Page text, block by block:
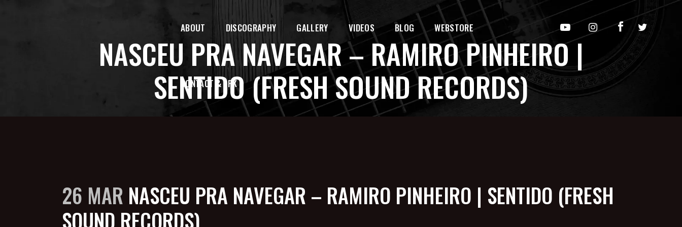
ABOUT DISCOGRAPHY GALLERY VIDEOS BLOG WEBSTORE
CONTACT & EPK
NASCEU PRA NAVEGAR – RAMIRO PINHEIRO |
SENTIDO (FRESH SOUND RECORDS)
26 MAR NASCEU PRA NAVEGAR – RAMIRO PINHEIRO | SENTIDO (FRESH
SOUND RECORDS)